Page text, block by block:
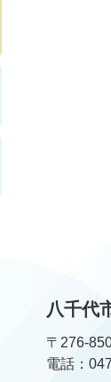
八千代
〒276-
電話：